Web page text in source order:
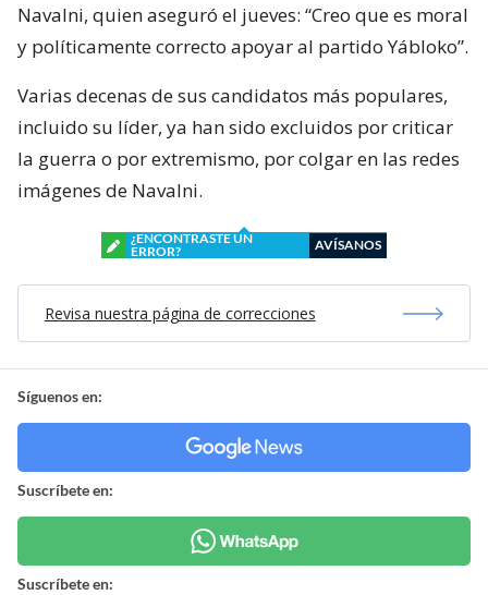
Navalni, quien aseguró el jueves: “Creo que es moral
y políticamente correcto apoyar al partido Yábloko”.
Varias decenas de sus candidatos más populares,
incluido su líder, ya han sido excluidos por criticar
la guerra o por extremismo, por colgar en las redes
imágenes de Navalni.
¿ENCONTRASTE UN
ERROR?
AVÍSANOS
Revisa nuestra página de correcciones
Síguenos en:
Suscríbete en:
Suscríbete en: